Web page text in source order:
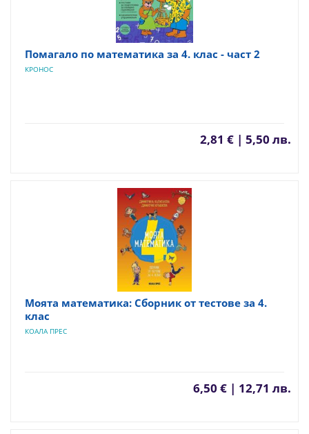
Помагало по математика за 4. клас - част 2
КРОНОС
2,81 € | 5,50 лв.
Моята математика: Сборник от тестове за 4.
клас
КОАЛА ПРЕС
6,50 € | 12,71 лв.